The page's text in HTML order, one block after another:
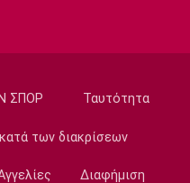
ΣΠΟΡ Ταυτότητα
των διακρίσεων
Διαφήμιση